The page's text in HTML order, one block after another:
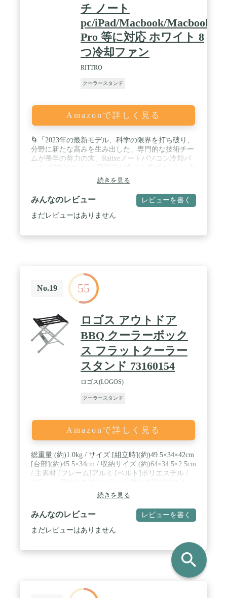
チ ノート
pc/iPad/Macbook/Macbook
Pro 等に対応 ホワイト 8
つ冷却ファン
RITTRO
クーラースタンド
Amazonで詳しく見る
🌀「2023年の最新モデル、科学の限界を打ち破り、
分野に新たな高みを生み出した」専門的な技術チー
ムが長年の努力の末、Raiixeノートパソコン冷却パ
研究した8つの超静音強力冷却ファンは、風量が直
接に50％以上増やしました。航空機エンジンの排気
口の設計を模倣して、風を急速に凝集して、高圧の
気流を形成し、風量出力を強力に出して、表面全体
を覆います。トップレベルの高トルクブラシレスモ
なく最もよい選択です。 / 🌀「8つの冷却ファン+炭
素鋼メッシュパネル」ノートパソコン冷却パッドは
8つの高速ファンを搭載しており、各ファンの最高
速度は2600RPMに達し、お使いのコンピューターを
最も全面的な熱放散を与えて、コンピューターの
隅々まで効果的に冷却させます。PCの発熱を抑制
し、フリーズ、速度低下、クラッシュなどの不安な
ことを軽減します。また、底の吸気構造により、
CPUや半導体の熱暴走時に発生する熱を効果的に放
出し、更にV字型の放熱溝により放熱効率を80％ア
ップしました。Raiixeノートパソコン冷却パッドの
成功は、間違いなく業界のトップに達しました。初
開発した合金鋼複合パネル+カーボングラフェンコ
ーティングは、超軽量で、タイピング時に揺れるこ
酸化と錆を防止し、最も下の合金鋼コアの耐荷重を
より安定になりました。 / 🌀「2つのUSBポー
ト/RGBカラー雰囲気ライト」冷却ファンに2つの
USBポートと1つのType-Cポートを備えて、USBポ
ートはマウス、キーボード、携帯電話などの周辺機
器を接続して電力を供給することができ、Type-Cポ
ートはクーラーに電力を供給します。RGBカラーム
ルな雰囲気を演出します。それが不要な場合はライ
画面」ノートパソコン冷却パッドは5速風量調整が
状況、作業内容などに応じて調整できます。ニーズ
を満たすだけではなく、不要な電力の浪費を避けま
す。デジタルLCD画面はいつでも風量をコントロー
ルすることができ、お客様の使用体験をアップしま
す。 / 🌀「5段階の高さ調節/全サイズ対応」ノート
パソコン冷却パッドは人間工学に基づいて、5段階
の高さ調整により、姿勢に合わせて自由に高さを調
続きを見る
みんなのレビュー レビューを書く
まだレビューはありません
No.19 55
ロゴス アウトドア
BBQ クーラーボック
ス フラットクーラー
スタンド 73160154
ロゴス(LOGOS)
クーラースタンド
Amazonで詳しく見る
総重量:(約)1.0kg / サイズ:[組立時](約)49.5×34×42cm
[台部](約)45.5×34cm / 収納サイズ:(約)64×34.5×2.5cm
/ 主素材:[フレーム]アルミ [ベルト]ポリエステル /
す。 / 軽量アルミフレーム採用。
続きを見る
みんなのレビュー レビューを書く
まだレビューはありません
search